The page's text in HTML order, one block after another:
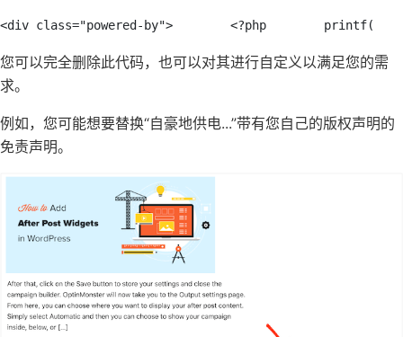
<div class="powered-by">        <?php        printf(
您可以完全删除此代码，也可以对其进行自定义以满足您的需
求。
例如，您可能想要替换“自豪地供电...”带有您自己的版权声明的
免责声明。